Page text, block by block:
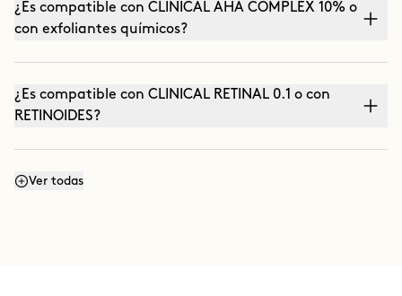
¿Es compatible con CLINICAL AHA COMPLEX 10% o
con exfoliantes químicos?
¿Es compatible con CLINICAL RETINAL 0.1 o con
RETINOIDES?
¿Puedo utilizarla con THE ABSOLUTE (crema
Ver todas